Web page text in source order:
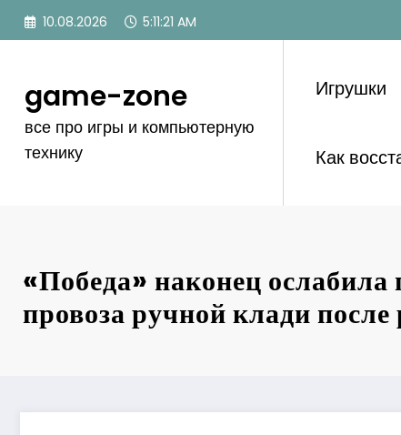
Перейти
10.08.2026 5:11:22 AM
game-zone
все про игры и компьютерную
технику
Игрушки
Как
«Победа» наконец ослабила
провоза ручной клади